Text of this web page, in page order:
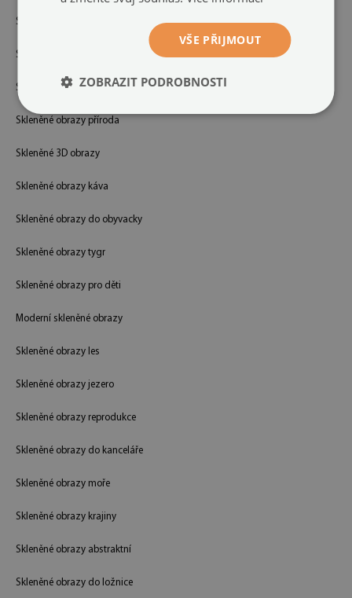
Skleněné obrazy černobílé
Skleněné obrazy květiny
Skleněné obrazy město
Skleněné obrazy příroda
Skleněné 3D obrazy
Skleněné obrazy káva
Skleněné obrazy do obyvacky
Skleněné obrazy tygr
Skleněné obrazy pro děti
Moderní skleněné obrazy
Skleněné obrazy les
Skleněné obrazy jezero
Skleněné obrazy reprodukce
Skleněné obrazy do kanceláře
Skleněné obrazy moře
Skleněné obrazy krajiny
Skleněné obrazy abstraktní
Skleněné obrazy do ložnice
VŠE PŘIJMOUT
ZOBRAZIT PODROBNOSTI